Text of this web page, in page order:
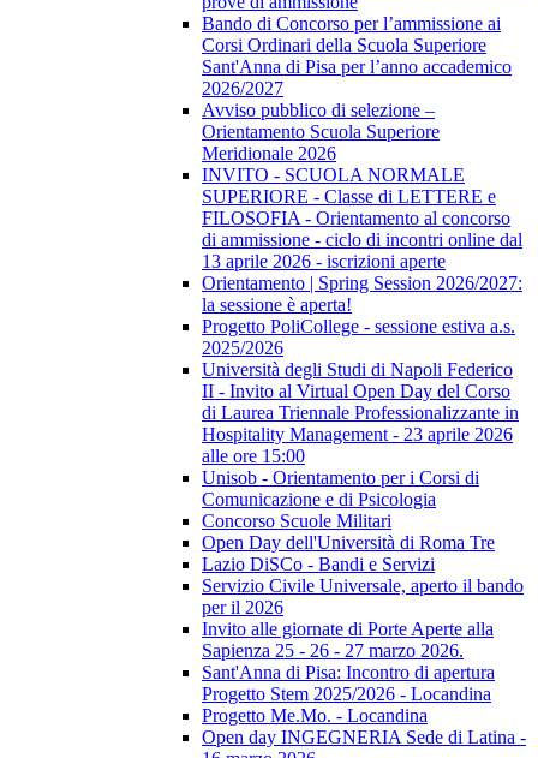
Bando di Concorso per l’ammissione ai
Corsi Ordinari della Scuola Superiore
Sant'Anna di Pisa per l’anno accademico
2026/2027
Avviso pubblico di selezione –
Orientamento Scuola Superiore
Meridionale 2026
INVITO - SCUOLA NORMALE
SUPERIORE - Classe di LETTERE e
FILOSOFIA - Orientamento al concorso
di ammissione - ciclo di incontri online dal
13 aprile 2026 - iscrizioni aperte
Orientamento | Spring Session 2026/2027:
la sessione è aperta!
Progetto PoliCollege - sessione estiva a.s.
2025/2026
Università degli Studi di Napoli Federico
II - Invito al Virtual Open Day del Corso
di Laurea Triennale Professionalizzante in
Hospitality Management - 23 aprile 2026
alle ore 15:00
Unisob - Orientamento per i Corsi di
Comunicazione e di Psicologia
Concorso Scuole Militari
Open Day dell'Università di Roma Tre
Lazio DiSCo - Bandi e Servizi
Servizio Civile Universale, aperto il bando
per il 2026
Invito alle giornate di Porte Aperte alla
Sapienza 25 - 26 - 27 marzo 2026.
Sant'Anna di Pisa: Incontro di apertura
Progetto Stem 2025/2026 - Locandina
Progetto Me.Mo. - Locandina
Open day INGEGNERIA Sede di Latina -